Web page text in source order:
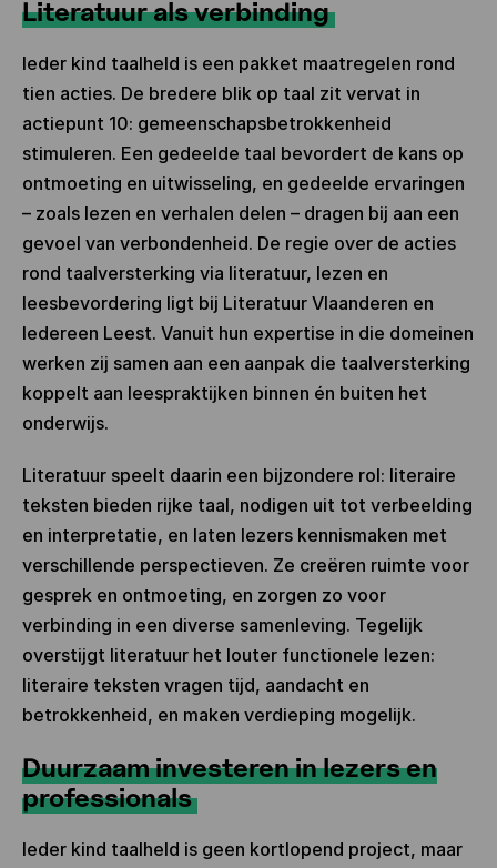
Literatuur als verbinding
Ieder kind taalheld is een pakket maatregelen rond
tien acties. De bredere blik op taal zit vervat in
actiepunt 10: gemeenschapsbetrokkenheid
stimuleren. Een gedeelde taal bevordert de kans op
ontmoeting en uitwisseling, en gedeelde ervaringen
– zoals lezen en verhalen delen – dragen bij aan een
gevoel van verbondenheid. De regie over de acties
rond taalversterking via literatuur, lezen en
leesbevordering ligt bij Literatuur Vlaanderen en
Iedereen Leest. Vanuit hun expertise in die domeinen
werken zij samen aan een aanpak die taalversterking
koppelt aan leespraktijken binnen én buiten het
onderwijs.
Literatuur speelt daarin een bijzondere rol: literaire
teksten bieden rijke taal, nodigen uit tot verbeelding
en interpretatie, en laten lezers kennismaken met
verschillende perspectieven. Ze creëren ruimte voor
gesprek en ontmoeting, en zorgen zo voor
verbinding in een diverse samenleving. Tegelijk
overstijgt literatuur het louter functionele lezen:
literaire teksten vragen tijd, aandacht en
betrokkenheid, en maken verdieping mogelijk.
Duurzaam investeren in lezers en
professionals
Ieder kind taalheld is geen kortlopend project, maar